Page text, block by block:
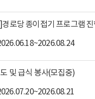
및 급식 봉사(모집중)